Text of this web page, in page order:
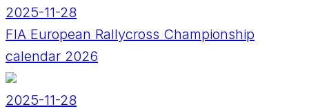
2025-11-28
FIA European Rallycross Championship
calendar 2026
2025-11-28